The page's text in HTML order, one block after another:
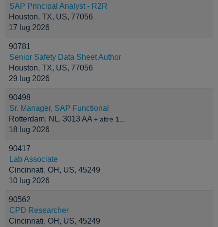
SAP Principal Analyst - R2R
Houston, TX, US, 77056
17 lug 2026
90781
Senior Safety Data Sheet Author
Houston, TX, US, 77056
29 lug 2026
90498
Sr. Manager, SAP Functional
Rotterdam, NL, 3013 AA + altre 1…
18 lug 2026
90417
Lab Associate
Cincinnati, OH, US, 45249
10 lug 2026
90562
CPD Researcher
Cincinnati, OH, US, 45249